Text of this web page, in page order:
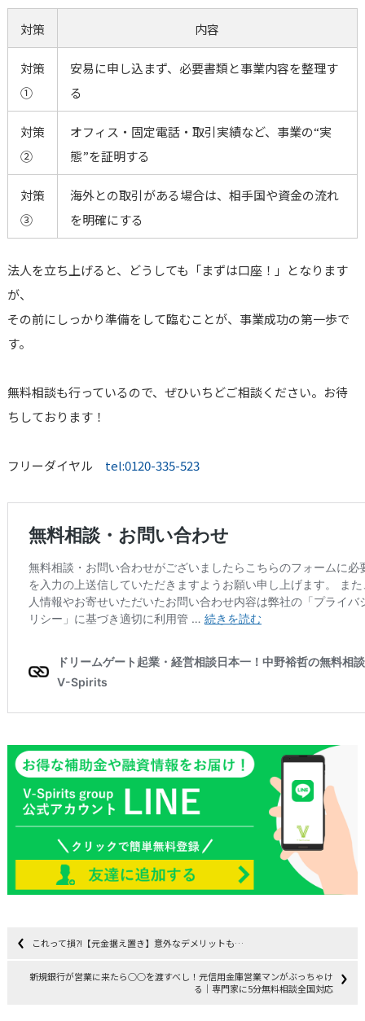
対策 内容
対策
①
安易に申し込まず、必要書類と事業内容を整理す
る
対策
②
オフィス・固定電話・取引実績など、事業の“実
態”を証明する
対策
③
海外との取引がある場合は、相手国や資金の流れ
を明確にする
法人を立ち上げると、どうしても「まずは口座！」となります
が、
その前にしっかり準備をして臨むことが、事業成功の第一歩で
す。
無料相談も行っているので、ぜひいちどご相談ください。お待
ちしております！
フリーダイヤル tel:0120-335-523
これって損⁈【元金据え置き】意外なデメリットも…
新規銀行が営業に来たら○○を渡すべし！元信用金庫営業マンがぶっちゃけ
る｜専門家に5分無料相談全国対応